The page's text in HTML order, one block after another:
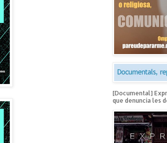
[Documental]
que denuncia les